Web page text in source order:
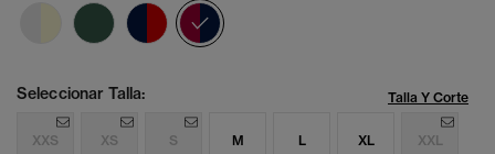
Seleccionar Talla: Talla Y Corte
XXS XS S M L XL XXL